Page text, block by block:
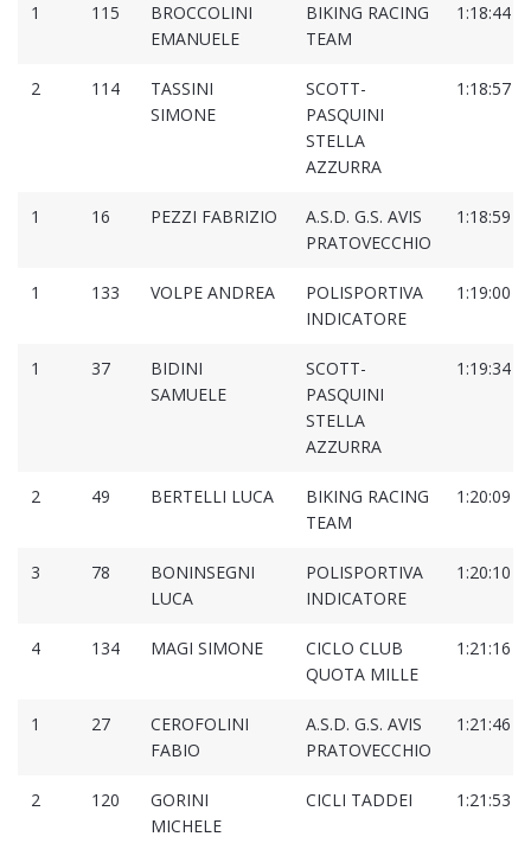
1 115
BROCCOLINI
EMANUELE
BIKING RACING
TEAM
1:18:44
2 114
TASSINI
SIMONE
SCOTT-
PASQUINI
STELLA
AZZURRA
1:18:57
1 16 PEZZI FABRIZIO
A.S.D. G.S. AVIS
PRATOVECCHIO
1:18:59
1 133 VOLPE ANDREA
POLISPORTIVA
INDICATORE
1:19:00
1 37
BIDINI
SAMUELE
SCOTT-
PASQUINI
STELLA
AZZURRA
1:19:34
2 49 BERTELLI LUCA
BIKING RACING
TEAM
1:20:09
3 78
BONINSEGNI
LUCA
POLISPORTIVA
INDICATORE
1:20:10
4 134 MAGI SIMONE
CICLO CLUB
QUOTA MILLE
1:21:16
1 27
CEROFOLINI
FABIO
A.S.D. G.S. AVIS
PRATOVECCHIO
1:21:46
2 120
GORINI
MICHELE
CICLI TADDEI 1:21:53